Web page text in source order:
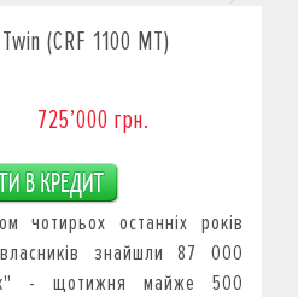
(CRF 1100 MT)
725’000 грн.
чотирьох останніх років
знайшли 87 000
- щотижня майже 500